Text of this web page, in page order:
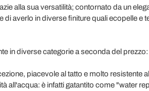
alla sua versatilità; contornato da un
averlo in diverse finiture quali ecopelle e
in diverse categorie a seconda del prezzo:
piacevole al tatto e molto resistente
all'acqua: è infatti gatantito come "water